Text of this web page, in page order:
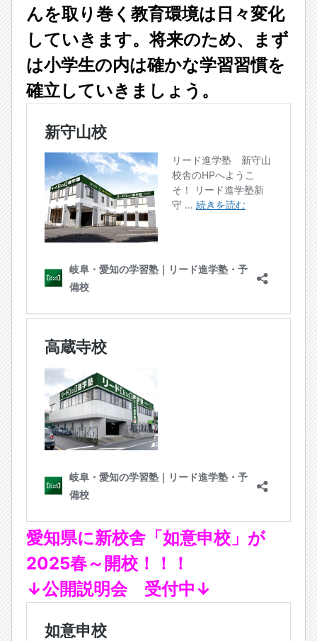
んを取り巻く教育環境は日々変化
していきます。将来のため、まず
は小学生の内は確かな学習習慣を
確立していきましょう。
愛知県に新校舎「如意申校」が
2025春～開校！！！
↓公開説明会 受付中↓